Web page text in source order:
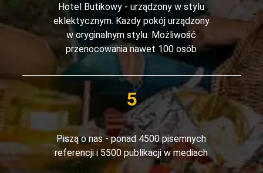
Hotel Butikowy - urządzony w stylu
eklektycznym. Każdy pokój urządzony
w oryginalnym stylu. Możliwość
przenocowania nawet 100 osób
Piszą o nas - ponad 4500 pisemnych
referencji i 5500 publikacji w mediach